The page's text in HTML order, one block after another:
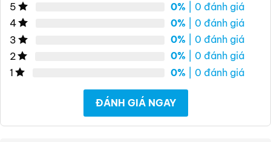
5 0% | 0 đánh giá
4
0% | 0 đánh giá
3
0% | 0 đánh giá
2
0% | 0 đánh giá
1
0% | 0 đánh giá
ĐÁNH GIÁ NGAY